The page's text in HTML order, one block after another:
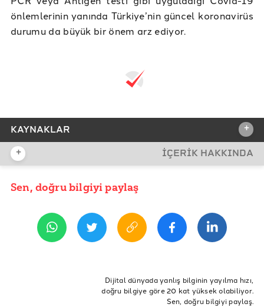
önlemlerinin yanında Türkiye’nin güncel koronavirüs
durumu da büyük bir önem arz ediyor.
KAYNAKLAR +
REFERANSLAR
T.C. Sağlık Bakanlığı
Your Europe
Robert Koch Institut
+ İÇERİK HAKKINDA
YAYIN TARİHİ
Sen, doğru bilgiyi paylaş
Dijital dünyada yanlış bilginin yayılma hızı,
doğru bilgiye göre 20 kat yüksek olabiliyor.
Sen, doğru bilgiyi paylaş.